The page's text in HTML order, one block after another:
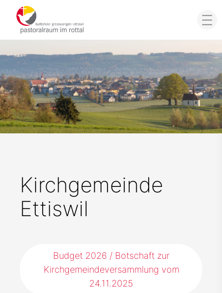
Kirchgemeinde
Ettiswil
Budget 2026 / Botschaft zur
Kirchgemeindeversammlung vom
24.11.2025